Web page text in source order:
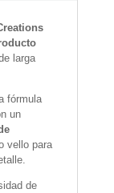
larga
fórmula
un
vello para
de